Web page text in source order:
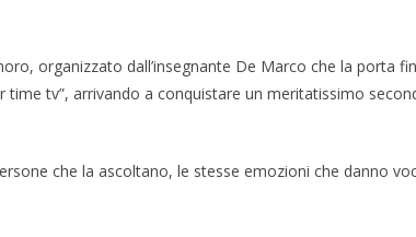
organizzato dall’insegnante De Marco che la porta
time tv”, arrivando a conquistare un meritatissimo
che la ascoltano, le stesse emozioni che danno